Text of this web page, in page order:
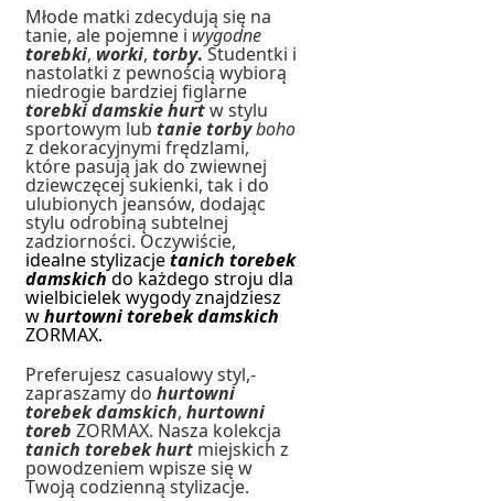
Młode matki zdecydują się na
tanie, ale pojemne i wygodne
torebki, worki,torby.Studentki i
nastolatki z pewnością wybiorą
niedrogie bardziej figlarne
torebki damskie hurtw stylu
sportowym lubtanie torbyboho
z dekoracyjnymi frędzlami,
które pasują jak do zwiewnej
dziewczęcej sukienki, tak i do
ulubionych jeansów, dodając
stylu odrobiną subtelnej
zadziorności. Oczywiście,
idealne stylizacjetanich torebek
damskichdo każdego stroju dla
wielbicielek wygody znajdziesz
whurtowni torebek damskich
ZORMAX.
Preferujesz casualowy styl,-
zapraszamy dohurtowni
torebek damskich,hurtowni
toreb ZORMAX. Nasza kolekcja
tanich torebek hurt miejskich z
powodzeniem wpisze się w
Twoją codzienną stylizacje.